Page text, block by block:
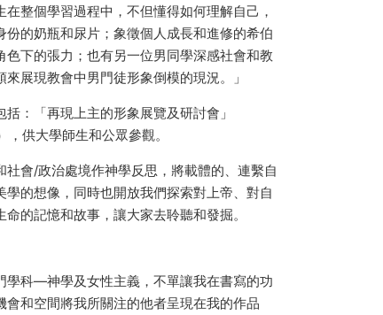
整個學習過程中，不但懂得如何理解自己，
的奶瓶和尿片；象徵個人成長和進修的希伯
下的張力；也有另一位男同學深感社會和教
展現教會中男門徒形象倒模的現況。」
：「再現上主的形象展覽及研討會」
供大學師生和公眾參觀。
會/政治處境作神學反思，將載體的、連繫自
的想像，同時也開放我們探索對上帝、對自
的記憶和故事，讓大家去聆聽和發掘。
學科—神學及女性主義，不單讓我在書寫的功
和空間將我所關注的他者呈現在我的作品